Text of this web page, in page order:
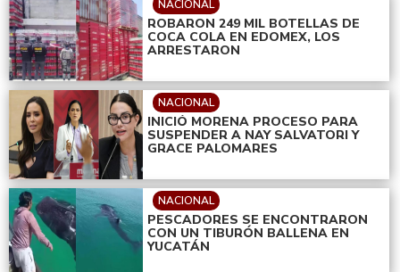
NACIONAL
ROBARON 249 MIL BOTELLAS DE
COCA COLA EN EDOMEX, LOS
ARRESTARON
NACIONAL
INICIÓ MORENA PROCESO PARA
SUSPENDER A NAY SALVATORI Y
GRACE PALOMARES
NACIONAL
PESCADORES SE ENCONTRARON
CON UN TIBURÓN BALLENA EN
YUCATÁN